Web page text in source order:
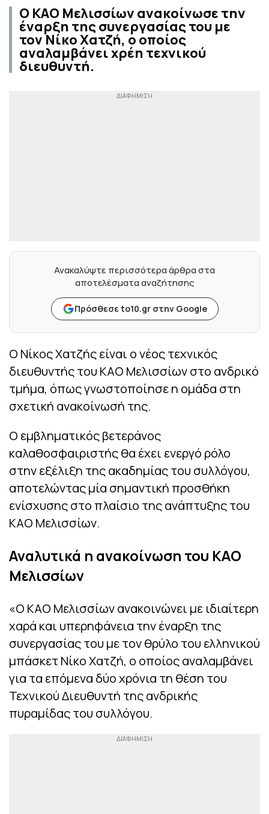
Ο ΚΑΟ Μελισσίων ανακοίνωσε την
έναρξη της συνεργασίας του με
τον Νίκο Χατζή, ο οποίος
αναλαμβάνει χρέη τεχνικού
διευθυντή.
Ανακαλύψτε περισσότερα άρθρα στα
αποτελέσματα αναζήτησης
Πρόσθεσε to10.gr στην Google
Ο Νίκος Χατζής είναι ο νέος τεχνικός
διευθυντής του ΚΑΟ Μελισσίων στο ανδρικό
τμήμα, όπως γνωστοποίησε η ομάδα στη
σχετική ανακοίνωσή της.
Ο εμβληματικός βετεράνος
καλαθοσφαιριστής θα έχει ενεργό ρόλο
στην εξέλιξη της ακαδημίας του συλλόγου,
αποτελώντας μία σημαντική προσθήκη
ενίσχυσης στο πλαίσιο της ανάπτυξης του
ΚΑΟ Μελισσίων.
Αναλυτικά η ανακοίνωση του ΚΑΟ
Μελισσίων
«Ο ΚΑΟ Μελισσίων ανακοινώνει με ιδιαίτερη
χαρά και υπερηφάνεια την έναρξη της
συνεργασίας του με τον θρύλο του ελληνικού
μπάσκετ Νίκο Χατζή, ο οποίος αναλαμβάνει
για τα επόμενα δύο χρόνια τη θέση του
Τεχνικού Διευθυντή της ανδρικής
πυραμίδας του συλλόγου.